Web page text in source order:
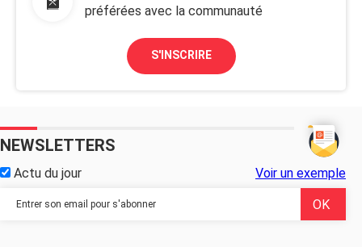
préférées avec la communauté
S'INSCRIRE
NEWSLETTERS
Actu du jour Voir un exemple